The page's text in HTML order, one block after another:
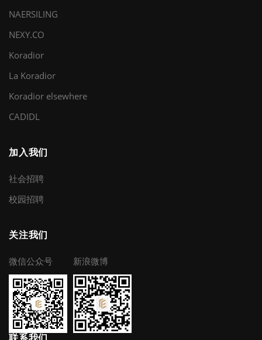
NAERSILING
NEXY.CO
Koradior
La Koradior
Koradior elsewhere
CADIDL
加入我们
社会招聘
校园招聘
关注我们
微信公众号 新浪微博
联系我们